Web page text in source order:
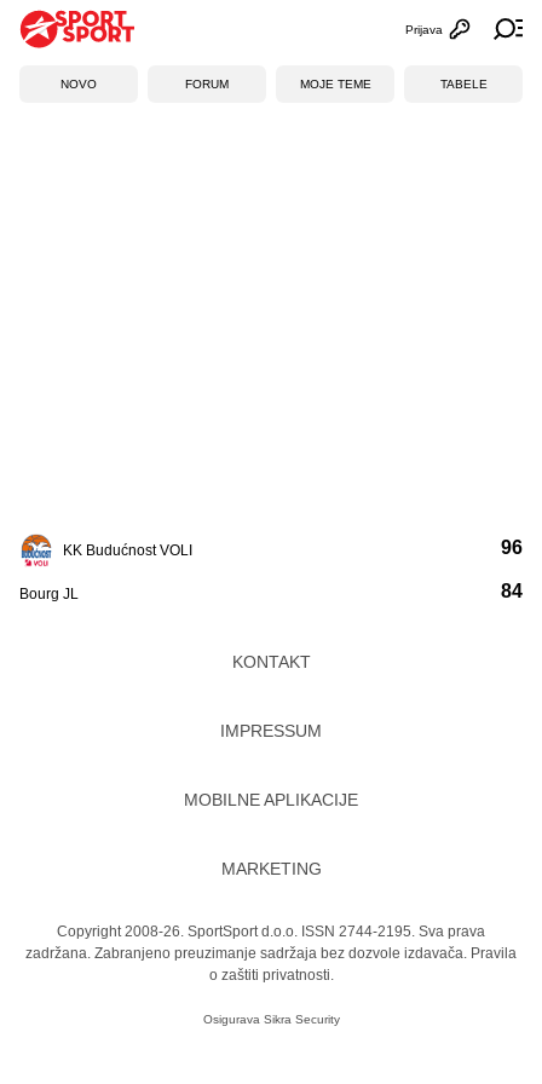
Otvori
Prijava
NOVO FORUM MOJE TEME TABELE
KK Budućnost VOLI
Bourg JL
96
84
KONTAKT
IMPRESSUM
MOBILNE APLIKACIJE
MARKETING
Copyright 2008-26. SportSport d.o.o. ISSN 2744-2195. Sva prava
zadržana. Zabranjeno preuzimanje sadržaja bez dozvole izdavača. Pravila
o zaštiti privatnosti.
Osigurava Sikra Security